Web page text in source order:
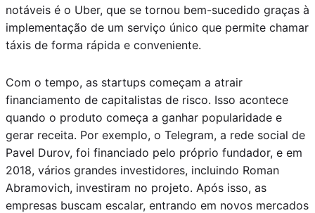
notáveis é o Uber, que se tornou bem-sucedido graças à
implementação de um serviço único que permite chamar
táxis de forma rápida e conveniente.
Com o tempo, as startups começam a atrair
financiamento de capitalistas de risco. Isso acontece
quando o produto começa a ganhar popularidade e
gerar receita. Por exemplo, o Telegram, a rede social de
Pavel Durov, foi financiado pelo próprio fundador, e em
2018, vários grandes investidores, incluindo Roman
Abramovich, investiram no projeto. Após isso, as
empresas buscam escalar, entrando em novos mercados